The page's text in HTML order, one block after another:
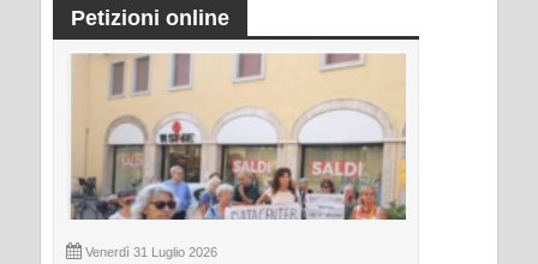
Petizioni online
Venerdì 31 Luglio 2026